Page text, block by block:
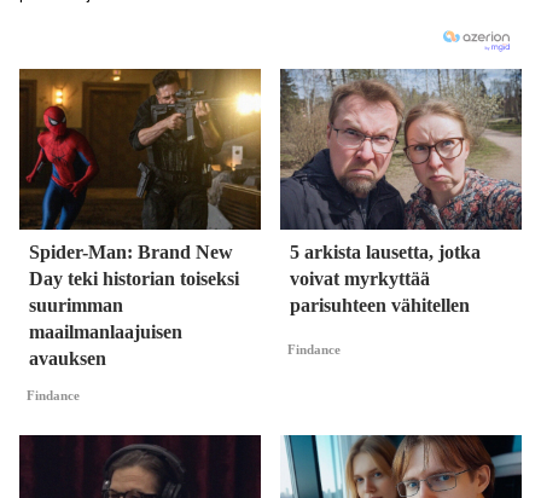
Spider-Man: Brand New
Day teki historian toiseksi
suurimman
maailmanlaajuisen
avauksen
Findance
5 arkista lausetta, jotka
voivat myrkyttää
parisuhteen vähitellen
Findance